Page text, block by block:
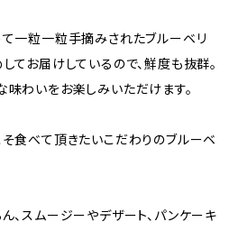
一粒一粒手摘みされたブルーベリ
てお届けしているので、鮮度も抜群。
わいをお楽しみいただけます。
食べて頂きたいこだわりのブルーベ
、スムージーやデザート、パンケーキ